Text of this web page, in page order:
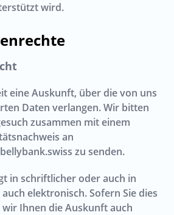
wird.
eine Auskunft, über die von uns
Daten verlangen. Wir bitten
zusammen mit einem
an
zu senden.
in schriftlicher oder auch in
elektronisch. Sofern Sie dies
Ihnen die Auskunft auch